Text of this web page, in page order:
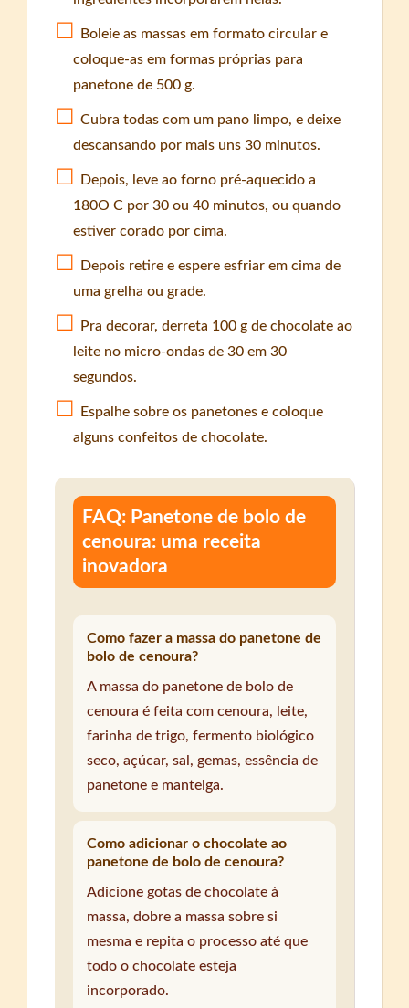
Boleie as massas em formato circular e
coloque-as em formas próprias para
panetone de 500 g.
Cubra todas com um pano limpo, e deixe
descansando por mais uns 30 minutos.
Depois, leve ao forno pré-aquecido a
180O C por 30 ou 40 minutos, ou quando
estiver corado por cima.
Depois retire e espere esfriar em cima de
uma grelha ou grade.
Pra decorar, derreta 100 g de chocolate ao
leite no micro-ondas de 30 em 30
segundos.
Espalhe sobre os panetones e coloque
alguns confeitos de chocolate.
FAQ: Panetone de bolo de
cenoura: uma receita
inovadora
Como fazer a massa do panetone de
bolo de cenoura?
A massa do panetone de bolo de
cenoura é feita com cenoura, leite,
farinha de trigo, fermento biológico
seco, açúcar, sal, gemas, essência de
panetone e manteiga.
Como adicionar o chocolate ao
panetone de bolo de cenoura?
Adicione gotas de chocolate à
massa, dobre a massa sobre si
mesma e repita o processo até que
todo o chocolate esteja
incorporado.